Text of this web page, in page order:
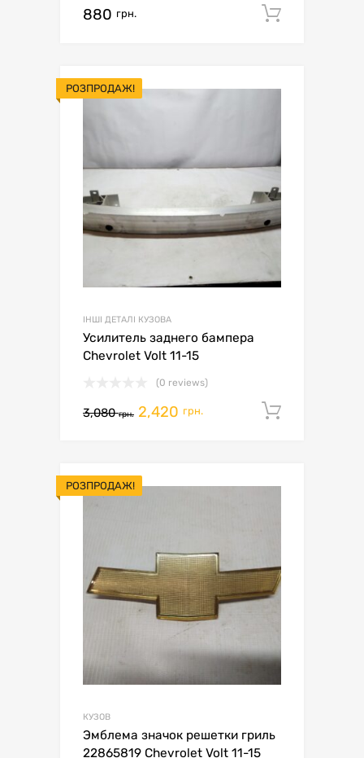
880 грн.
РОЗПРОДАЖ!
ІНШІ ДЕТАЛІ КУЗОВА
Усилитель заднего бампера
Chevrolet Volt 11-15
(0 reviews)
3,080грн. 2,420 грн.
РОЗПРОДАЖ!
КУЗОВ
Эмблема значок решетки гриль
22865819 Chevrolet Volt 11-15